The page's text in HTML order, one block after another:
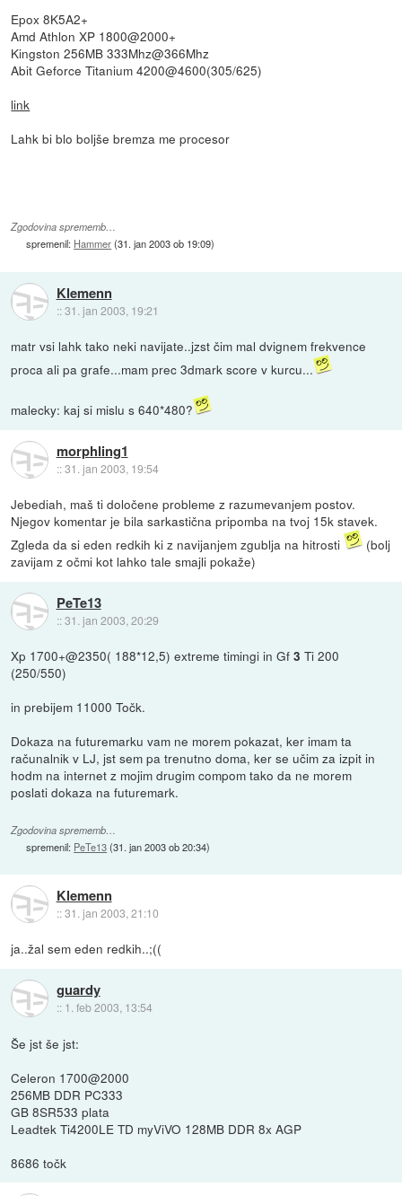
Epox 8K5A2+
Amd Athlon XP 1800@2000+
Kingston 256MB 333Mhz@366Mhz
Abit Geforce Titanium 4200@4600(305/625)
link
Lahk bi blo boljše bremza me procesor
Zgodovina sprememb…
spremenil: Hammer(31. jan 2003 ob 19:09)
Klemenn
::31. jan 2003, 19:21
matr vsi lahk tako neki navijate..jzst čim mal dvignem frekvence
proca ali pa grafe...mam prec 3dmark score v kurcu...
malecky: kaj si mislu s 640*480?
morphling1
::31. jan 2003, 19:54
Jebediah, maš ti določene probleme z razumevanjem postov.
Njegov komentar je bila sarkastična pripomba na tvoj 15k stavek.
Zgleda da si eden redkih ki z navijanjem zgublja na hitrosti
(bolj
zavijam z očmi kot lahko tale smajli pokaže)
PeTe13
::31. jan 2003, 20:29
Xp 1700+@2350( 188*12,5) extreme timingi in Gf3 Ti 200
(250/550)
in prebijem 11000 Točk.
Dokaza na futuremarku vam ne morem pokazat, ker imam ta
računalnik v LJ, jst sem pa trenutno doma, ker se učim za izpit in
hodm na internet z mojim drugim compom tako da ne morem
poslati dokaza na futuremark.
Zgodovina sprememb…
spremenil: PeTe13(31. jan 2003 ob 20:34)
Klemenn
::31. jan 2003, 21:10
ja..žal sem eden redkih..;((
guardy
:: 1. feb 2003, 13:54
Še jst še jst:
Celeron 1700@2000
256MB DDR PC333
GB 8SR533 plata
Leadtek Ti4200LE TD myViVO 128MB DDR 8x AGP
8686 točk